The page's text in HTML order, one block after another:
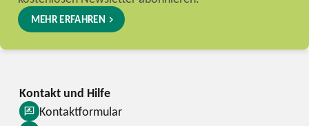
MEHR ERFAHREN
Kontaktformular